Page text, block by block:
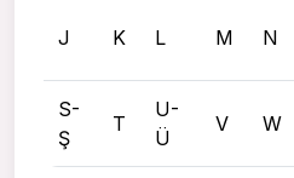
J K L M N
S-
Ş
T
U-
Ü
V W